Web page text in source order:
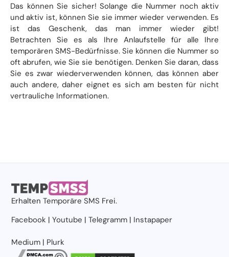
Das können Sie sicher! Solange die Nummer noch aktiv
und aktiv ist, können Sie sie immer wieder verwenden. Es
ist das Geschenk, das man immer wieder gibt!
Betrachten Sie es als Ihre Anlaufstelle für alle Ihre
temporären SMS-Bedürfnisse. Sie können die Nummer so
oft abrufen, wie Sie sie benötigen. Denken Sie daran, dass
Sie es zwar wiederverwenden können, das können aber
auch andere, daher eignet es sich am besten für nicht
vertrauliche Informationen.
ErhaltenTemporäre SMS Frei.
Facebook |Youtube |Telegramm | Instapaper
Medium | Plurk